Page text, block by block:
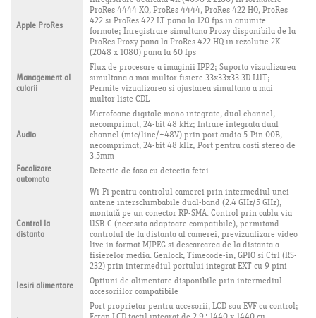
Apple ProRes
ProRes 4444 XQ, ProRes 4444, ProRes 422 HQ, ProRes
422 si ProRes 422 LT pana la 120 fps in anumite
formate; Inregistrare simultana Proxy disponibila de la
ProRes Proxy pana la ProRes 422 HQ in rezolutie 2K
(2048 x 1080) pana la 60 fps
Management al
culorii
Flux de procesare a imaginii IPP2; Suporta vizualizarea
simultana a mai multor fisiere 33x33x33 3D LUT;
Permite vizualizarea si ajustarea simultana a mai
multor liste CDL
Audio
Microfoane digitale mono integrate, dual channel,
necomprimat, 24-bit 48 kHz; Intrare integrata dual
channel (mic/line/+48V) prin port audio 5-Pin 00B,
necomprimat, 24-bit 48 kHz; Port pentru casti stereo de
3.5mm
Focalizare
automata Detectie de faza cu detectia fetei
Control la
distanta
Wi-Fi pentru controlul camerei prin intermediul unei
antene interschimbabile dual-band (2.4 GHz/5 GHz),
montată pe un conector RP-SMA. Control prin cablu via
USB-C (necesita adaptoare compatibile), permitand
controlul de la distanta al camerei, previzualizare video
live in format MJPEG si descarcarea de la distanta a
fisierelor media. Genlock, Timecode-in, GPIO si Ctrl (RS-
232) prin intermediul portului integrat EXT cu 9 pini
Iesiri alimentare Optiuni de alimentare disponibile prin intermediul
accesoriilor compatibile
Port proprietar pentru accesorii, LCD sau EVF cu control;